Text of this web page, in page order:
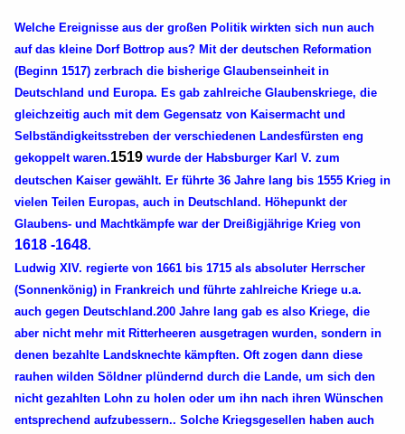
Welche Ereignisse aus der großen Politik wirkten sich nun auch
auf das kleine Dorf Bottrop aus? Mit der deutschen Reformation
(Beginn 1517) zerbrach die bisherige Glaubenseinheit in
Deutschland und Europa. Es gab zahlreiche Glaubenskriege, die
gleichzeitig auch mit dem Gegensatz von Kaisermacht und
Selbständigkeitsstreben der verschiedenen Landesfürsten eng
gekoppelt waren.1519 wurde der Habsburger Karl V. zum
deutschen Kaiser gewählt. Er führte 36 Jahre lang bis 1555 Krieg in
vielen Teilen Europas, auch in Deutschland. Höhepunkt der
Glaubens- und Machtkämpfe war der Dreißigjährige Krieg von
1618 -1648.
Ludwig XIV. regierte von 1661 bis 1715 als absoluter Herrscher
(Sonnenkönig) in Frankreich und führte zahlreiche Kriege u.a.
auch gegen Deutschland.200 Jahre lang gab es also Kriege, die
aber nicht mehr mit Ritterheeren ausgetragen wurden, sondern in
denen bezahlte Landsknechte kämpften. Oft zogen dann diese
rauhen wilden Söldner plündernd durch die Lande, um sich den
nicht gezahlten Lohn zu holen oder um ihn nach ihren Wünschen
entsprechend aufzubessern.. Solche Kriegsgesellen haben auch